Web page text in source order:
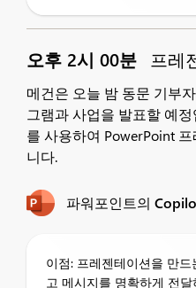
오후 2시 00분 프레
메건은 오늘 밤 동문 기부
그램과 사업을 발표할 예
를 사용하여 PowerPoint
니다.
파워포인트의
이점: 프레젠테이션을 만
고 메시지를 명확하게 전